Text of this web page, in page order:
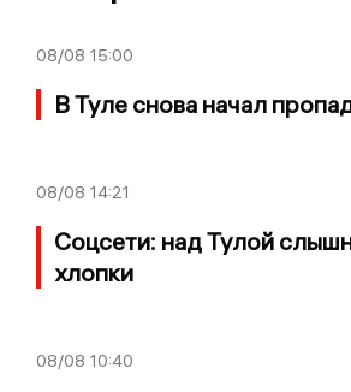
08/08 15:00
В Туле снова начал
08/08 14:21
Соцсети: над Тулой
хлопки
08/08 10:40